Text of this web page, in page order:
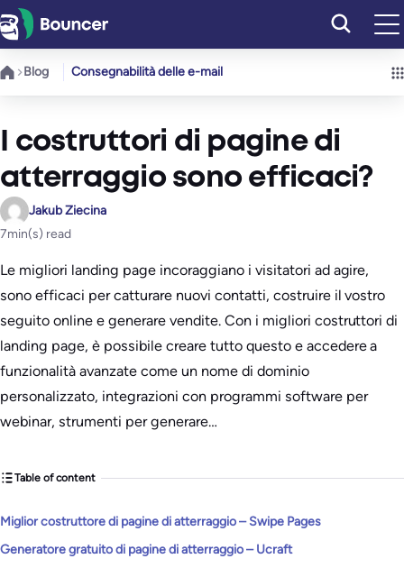
Vai
al
contenuto
Blog Consegnabilità delle e-mail
I costruttori di pagine di
atterraggio sono efficaci?
Jakub Ziecina
7min(s) read
Le migliori landing page incoraggiano i visitatori ad agire,
sono efficaci per catturare nuovi contatti, costruire il vostro
seguito online e generare vendite. Con i migliori costruttori di
landing page, è possibile creare tutto questo e accedere a
funzionalità avanzate come un nome di dominio
personalizzato, integrazioni con programmi software per
webinar, strumenti per generare…
Table of content
Miglior costruttore di pagine di atterraggio – Swipe Pages
Generatore gratuito di pagine di atterraggio – Ucraft